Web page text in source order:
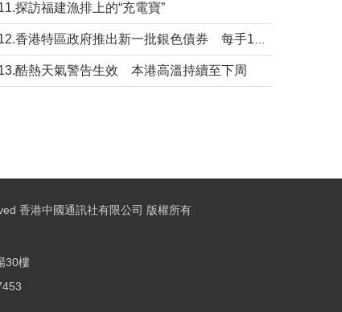
探訪福建漁排上的“充電寶”
酷熱天氣警告生效 本港高溫持續至下周
香港中國通訊社有限公司 版權所有
30樓